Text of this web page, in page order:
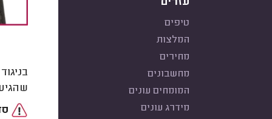
עזרים
טיפים
המלצות
מחירים
מחשבונים
המומחים עונים
מידרג עונים